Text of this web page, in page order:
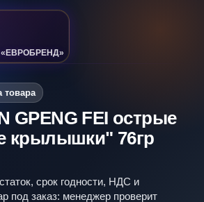
«ЕВРОБРЕНД»
товара
GPENG FEI острые
крылышки" 76гр
срок годности, НДС и
под заказ: менеджер проверит